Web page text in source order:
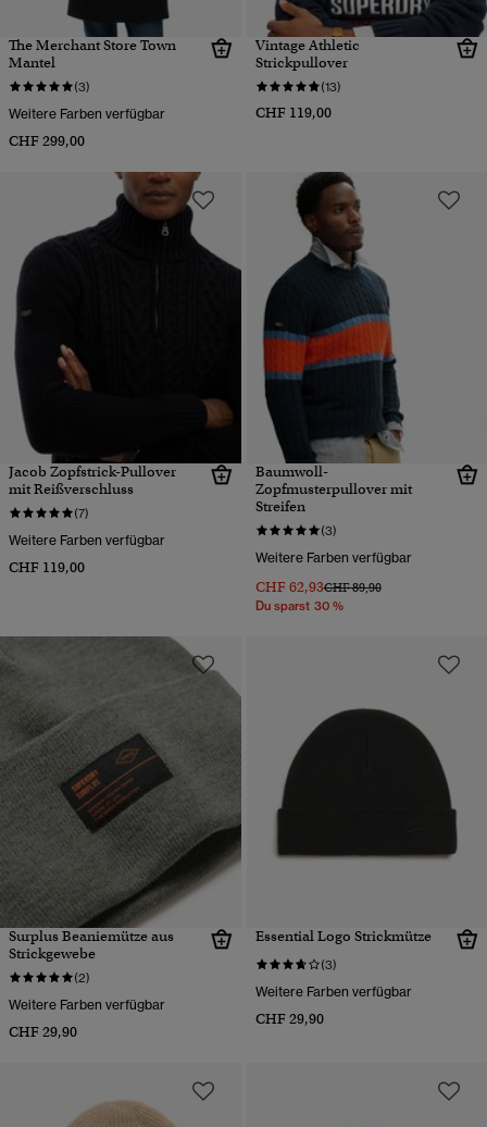
The Merchant Store Town
Mantel
(3)
Weitere Farben verfügbar
CHF 299,00
Vintage Athletic
Strickpullover
(13)
CHF 119,00
Jacob Zopfstrick-Pullover
mit Reißverschluss
(7)
Weitere Farben verfügbar
CHF 119,00
Baumwoll-
Zopfmusterpullover mit
Streifen
(3)
Weitere Farben verfügbar
CHF 62,93Preis wurde reduziert von
CHF 89,90bis
Du sparst 30 %
Surplus Beaniemütze aus
Strickgewebe
(2)
Weitere Farben verfügbar
CHF 29,90
Essential Logo Strickmütze
(3)
Weitere Farben verfügbar
CHF 29,90